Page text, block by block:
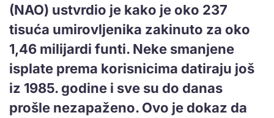
(NAO) ustvrdio je kako je oko 237
tisuća umirovljenika zakinuto za oko
1,46 milijardi funti. Neke smanjene
isplate prema korisnicima datiraju još
iz 1985. godine i sve su do danas
prošle nezapaženo. Ovo je dokaz da